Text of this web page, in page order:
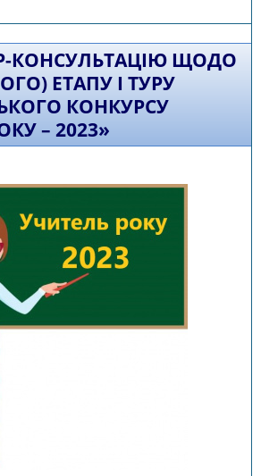
«Учитель року – 2023»
КОНСУЛЬТАЦІЮ ЩОДО
ЕТАПУ І ТУРУ
КОНКУРСУ
– 2023»